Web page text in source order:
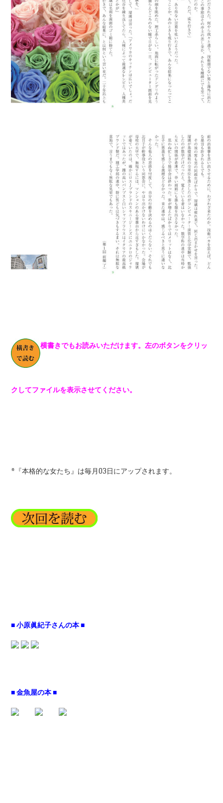
横書きでもお読みいただけます。左のボタンをクリッ
クしてファイルを表示させてください。
*『本格的な女たち』は毎月03日にアップされます。
■ 小原眞紀子さんの本 ■
■ 金魚屋の本 ■